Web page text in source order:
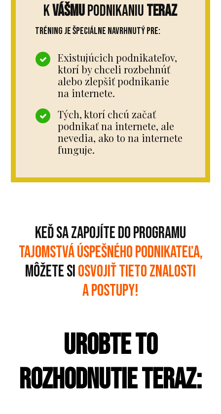
kVÁŠMUpodnikaniuTERAZ
Tréning je špeciálne navrhnutý pre:
Existujúcich podnikateľov,
ktorí by chceli rozbehnúť
alebo zlepšiť podnikanie
na internete.
Tých, ktorí chcú začať
podnikať na internete, ale
nevedia, ako to na internete
funguje.
Keď sa zapojíte do programu
Tajomstvá úspešného podnikateľa,
môžete siosvojiť tieto znalosti
a postupy!
Urobte to
rozhodnutie teraz: